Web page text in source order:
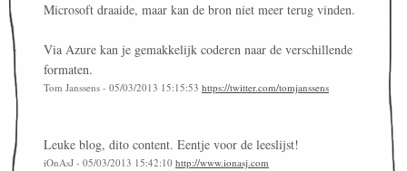
Microsoft draaide, maar kan de bron niet meer terug vinden.
Via Azure kan je gemakkelijk coderen naar de verschillende
formaten.
Tom Janssens - 05/03/2013 15:15:53 https://twitter.com/tomjanssens
Leuke blog, dito content. Eentje voor de leeslijst!
iOnAsJ - 05/03/2013 15:42:10 http://www.ionasj.com